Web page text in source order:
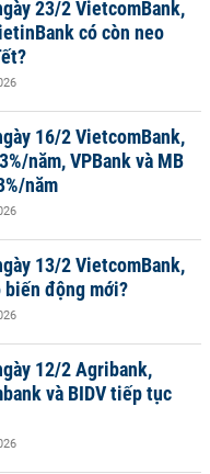
23/2 VietcomBank,
có còn neo
16/2 VietcomBank,
năm, VPBank và MB
năm
13/2 VietcomBank,
biến động mới?
12/2 Agribank,
và BIDV tiếp tục